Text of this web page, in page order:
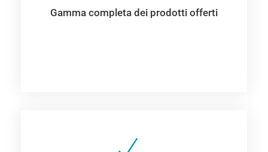
Gamma completa dei prodotti offerti